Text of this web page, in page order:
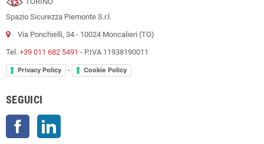
Spazio Sicurezza Piemonte S.r.l.
Via Ponchielli, 34 - 10024 Moncalieri (TO)
Tel. +39 011 682 5491 - P.IVA 11938190011
Privacy Policy - Cookie Policy
SEGUICI
Facebook